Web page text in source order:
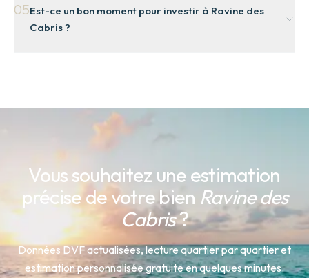
estimé à 3 278 EUR/m², basé sur 473 ventes
communales entre 2024 et 2025.
05Est-ce un bon moment pour investir à Ravine des
Cabris ?
fiscaux Outre-Mer (Pinel DOM, Girardin) renforcent
Vous souhaitez une estimation
précise de votre bien Ravine des
Cabris?
Données DVF actualisées, lecture quartier par quartier et
estimation personnalisée gratuite en quelques minutes.